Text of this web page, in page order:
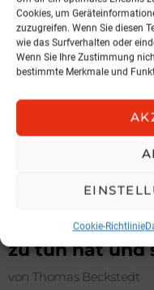
Cookies, um
zuzugreifen. Wenn Sie diesen
wie das Surfverhalten oder
Wenn Sie Ihre Zustimmung
bestimmte Merkmale und
Cookie-Richtlinie
Van Orman
zu tun hat und
von Thomas Beckstedt